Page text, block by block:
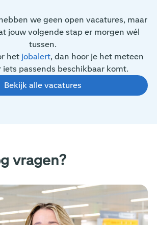
we geen open vacatures, maar
jouw volgende stap er morgen wél
tussen.
het jobalert, dan hoor je het meteen
iets passends beschikbaar komt.
Bekijk alle vacatures
vragen?